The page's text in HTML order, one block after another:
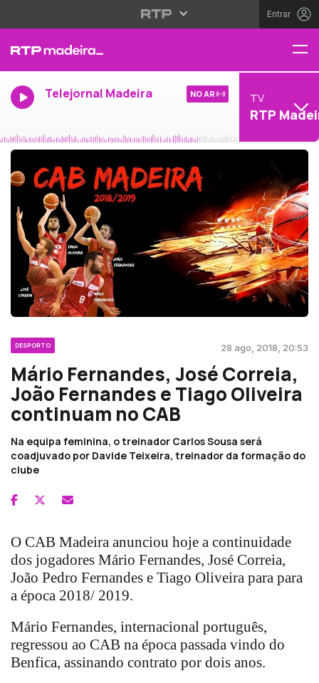
Entrar
Telejornal Madeira NO AR TV
RTP
DESPORTO 28 ago, 2018, 20:53
Mário Fernandes, José Correia,
João Fernandes e Tiago Oliveira
continuam no CAB
Na equipa feminina, o treinador Carlos Sousa será
coadjuvado por Davide Teixeira, treinador da formação do
clube
O CAB Madeira anunciou hoje a continuidade
dos jogadores Mário Fernandes, José Correia,
João Pedro Fernandes e Tiago Oliveira para para
a época 2018/ 2019.
Mário Fernandes, internacional português,
regressou ao CAB na época passada vindo do
Benfica, assinando contrato por dois anos.